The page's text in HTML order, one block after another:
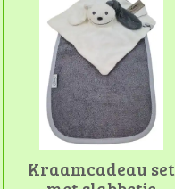
Kraamcadeau set